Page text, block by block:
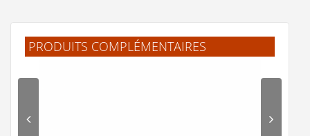
PRODUITS COMPLÉMENTAIRES